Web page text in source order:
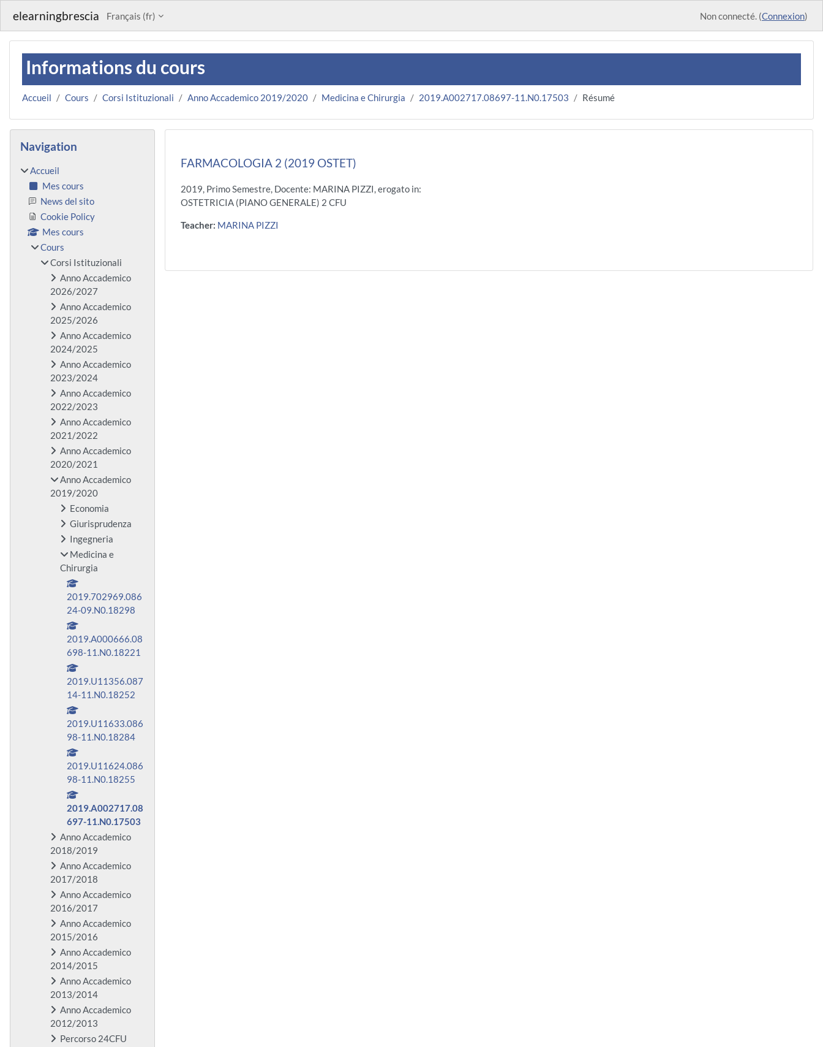
elearningbrescia Français ‎(fr)‎ Non connecté. (Connexion)
Informations du cours
Accueil Cours Corsi Istituzionali Anno Accademico 2019/2020 Medicina e Chirurgia 2019.A002717.08697-11.N0.17503 Résumé
FARMACOLOGIA 2 (2019 OSTET)
2019, Primo Semestre, Docente: MARINA PIZZI, erogato in:
OSTETRICIA (PIANO GENERALE) 2 CFU
Teacher: MARINA PIZZI
Blocs
Navigation
Accueil
Mes cours
News del sito
Cookie Policy
Mes cours
Cours
Corsi Istituzionali
Anno Accademico
2026/2027
Anno Accademico
2025/2026
Anno Accademico
2024/2025
Anno Accademico
2023/2024
Anno Accademico
2022/2023
Anno Accademico
2021/2022
Anno Accademico
2020/2021
Anno Accademico
2019/2020
Economia
Giurisprudenza
Ingegneria
Medicina e
Chirurgia
2019.702969.086
24-09.N0.18298
2019.A000666.08
698-11.N0.18221
2019.U11356.087
14-11.N0.18252
2019.U11633.086
98-11.N0.18284
2019.U11624.086
98-11.N0.18255
2019.A002717.08
697-11.N0.17503
Anno Accademico
2018/2019
Anno Accademico
2017/2018
Anno Accademico
2016/2017
Anno Accademico
2015/2016
Anno Accademico
2014/2015
Anno Accademico
2013/2014
Anno Accademico
2012/2013
Percorso 24CFU